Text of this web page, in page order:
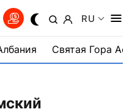
RU
Святая Гора